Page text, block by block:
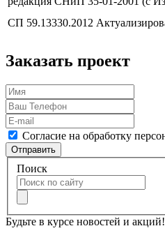
СП 59.13330.2012
Заказать проект
Согласие на обработку
Отправить
Поиск
Будьте в курсе новостей и акций!